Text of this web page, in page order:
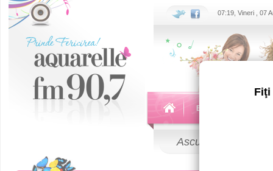
Fiţi
07:19, Vineri , 07
Echipa
Ascultă